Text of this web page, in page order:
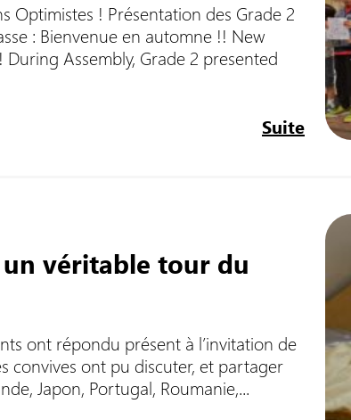
Optimistes ! Présentation des Grade 2
: Bienvenue en automne !! New
Assembly, Grade 2 presented
Suite
véritable tour du
ont répondu présent à l’invitation de
convives ont pu discuter, et partager
Japon, Portugal, Roumanie,...